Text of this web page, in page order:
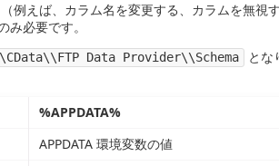
例えば、カラム名を変更する、カラムを無視
必要です。
Data Provider\\Schema とな
%APPDATA%
APPDATA 環境変数の値